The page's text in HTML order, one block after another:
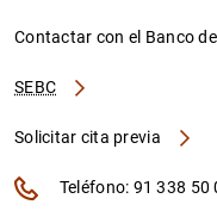
Contactar con el Banco
SEBC
Solicitar cita previa
Teléfono: 91 338 50